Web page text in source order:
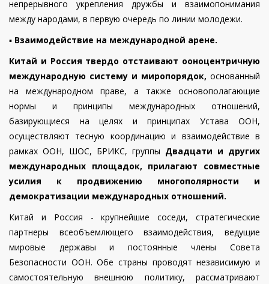
непрерывного укрепления дружбы и взаимопонимания
между народами, в первую очередь по линии молодежи.
▪️ Взаимодействие на международной арене.
Китай и Россия твердо отстаивают ооноцентричную
международную систему и миропорядок, основанный
на международном праве, а также основополагающие
нормы и принципы международных отношений,
базирующиеся на целях и принципах Устава ООН,
осуществляют тесную координацию и взаимодействие в
рамках ООН, ШОС, БРИКС, группы Двадцати и других
международных площадок, прилагают совместные
усилия к продвижению многополярности и
демократизации международных отношений.
Китай и Россия - крупнейшие соседи, стратегические
партнеры всеобъемлющего взаимодействия, ведущие
мировые державы и постоянные члены Совета
Безопасности ООН. Обе страны проводят независимую и
самостоятельную внешнюю политику, рассматривают